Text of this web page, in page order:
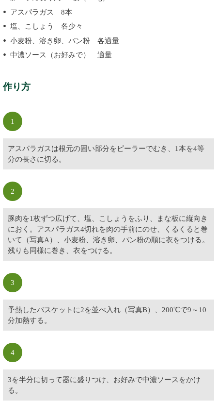
アスパラガス 8本
塩、こしょう 各少々
小麦粉、溶き卵、パン粉 各適量
中濃ソース（お好みで） 適量
作り方
1
アスパラガスは根元の固い部分をピーラーでむき、1本を4等
分の長さに切る。
2
豚肉を1枚ずつ広げて、塩、こしょうをふり、まな板に縦向き
におく。アスパラガス4切れを肉の手前にのせ、くるくると巻
いて（写真A）、小麦粉、溶き卵、パン粉の順に衣をつける。
残りも同様に巻き、衣をつける。
3
予熱したバスケットに2を並べ入れ（写真B）、200℃で9～10
分加熱する。
4
3を半分に切って器に盛りつけ、お好みで中濃ソースをかけ
る。